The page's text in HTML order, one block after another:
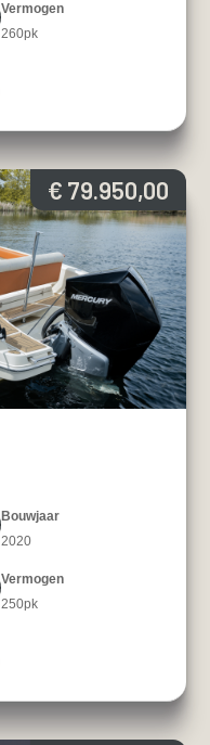
Vermogen
260pk
€ 79.950,00
Bouwjaar
2020
Vermogen
250pk